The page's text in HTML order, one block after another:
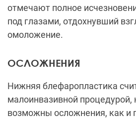
отмечают полное
под глазами, отдохнувший
омоложение.
ОСЛОЖНЕНИЯ
Нижняя блефаропластика
малоинвазивной процедурой,
возможны осложнения, как и